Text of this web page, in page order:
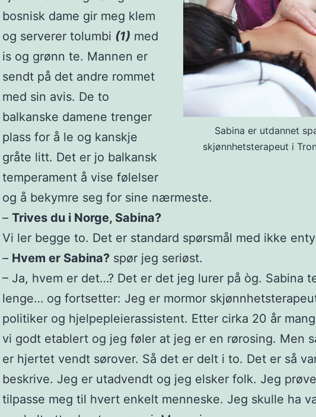
Sabina er utdannet
skjønnhetsterapeut i
bosnisk dame gir meg klem
og serverer tolumbi (1) med
is og grønn te. Mannen er
sendt på det andre rommet
med sin avis. De to
balkanske damene trenger
plass for å le og kanskje
gråte litt. Det er jo balkansk
temperament å vise følelser
og å bekymre seg for sine nærmeste.
– Trives du i Norge, Sabina?
Vi ler begge to. Det er standard spørsmål med ikke
– Hvem er Sabina? spør jeg seriøst.
– Ja, hvem er det…? Det er det jeg lurer på òg. Sabina
lenge… og fortsetter: Jeg er mormor
politiker og hjelpepleierassistent. Etter cirka 20 år
vi godt etablert og jeg føler at jeg er en rørosing. Men
er hjertet vendt sørover. Så det er delt i to. Det er så
beskrive. Jeg er utadvendt og jeg elsker folk. Jeg
tilpasse meg til hvert enkelt menneske. Jeg skulle ha